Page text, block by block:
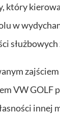
który
w
zajściem
VW GOLF
innej